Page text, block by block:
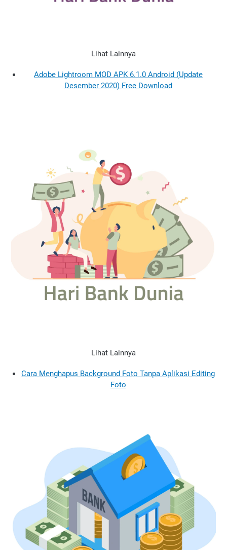
Lihat Lainnya
Adobe Lightroom MOD APK 6.1.0 Android (Update
Desember 2020) Free Download
Lihat Lainnya
Cara Menghapus Background Foto Tanpa Aplikasi Editing
Foto